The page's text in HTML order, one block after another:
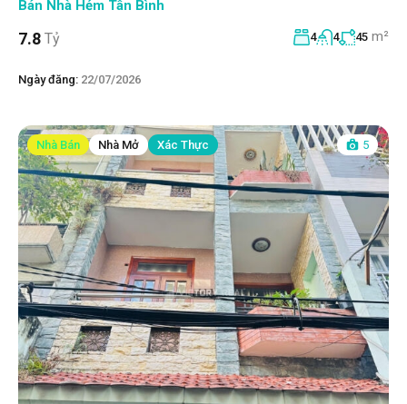
Bán Nhà Hẻm Tân Bình
7.8 Tỷ 4 4 45 m²
Ngày đăng: 22/07/2026
Nhà Bán Nhà Mở Xác Thực 5